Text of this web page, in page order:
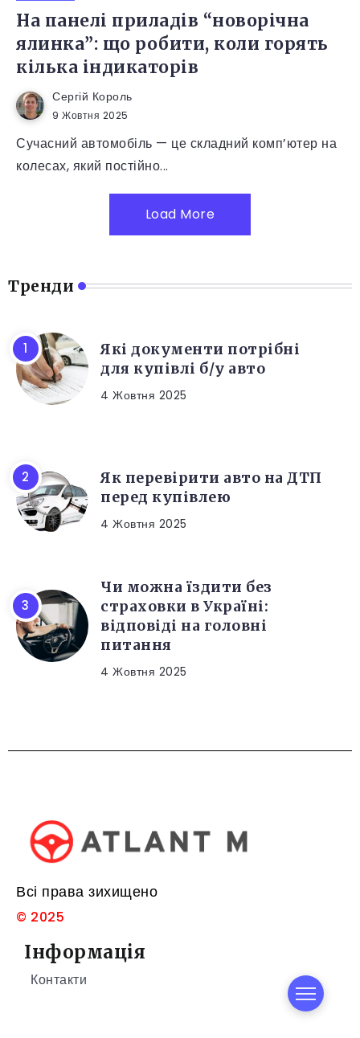
На панелі приладів “новорічна
ялинка”: що робити, коли горять
кілька індикаторів
Сергій Король
9 Жовтня 2025
Сучасний автомобіль — це складний комп’ютер на
колесах, який постійно...
Load More
Тренди
Які документи потрібні
для купівлі б/у авто
4 Жовтня 2025
Як перевірити авто на ДТП
перед купівлею
4 Жовтня 2025
Чи можна їздити без
страховки в Україні:
відповіді на головні
питання
4 Жовтня 2025
Всі права зихищено
© 2025
Інформація
Контакти